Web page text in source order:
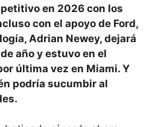
en 2026 con los
con el apoyo de Ford,
Adrian Newey, dejará
año y estuvo en el
última vez en Miami. Y
podría sucumbir al